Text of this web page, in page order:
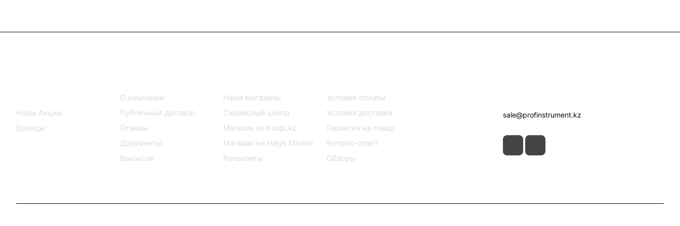
Наши Акции
Бренды
О компании
Публичный договор
Отзывы
Документы
Вакансии
Наши магазины
Сервисный центр
Магазин на Kaspi.kz
Магазин на Halyk Market
Реквизиты
Условия оплаты
Условия доставки
Гарантия на товар
Вопрос-ответ
Обзоры
sale@profinstrument.kz